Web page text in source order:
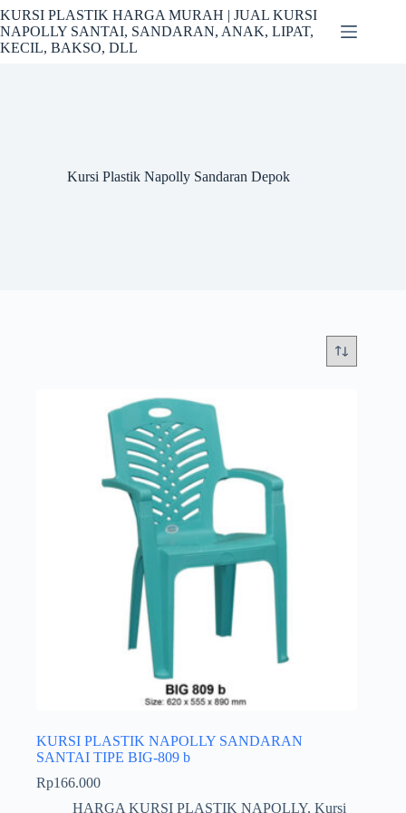
Skip
to
content
KURSI PLASTIK HARGA MURAH | JUAL KURSI
NAPOLLY SANTAI, SANDARAN, ANAK, LIPAT,
KECIL, BAKSO, DLL
Kursi Plastik Napolly Sandaran Depok
KURSI PLASTIK NAPOLLY SANDARAN
SANTAI TIPE BIG-809 b
Rp166.000
HARGA KURSI PLASTIK NAPOLLY, Kursi